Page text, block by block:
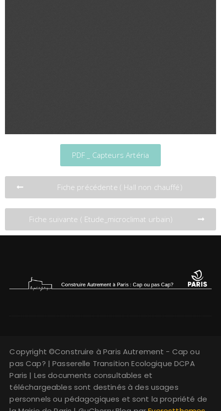
PDF _ Capteurs Artéria
Fiche précédente ( Hall non chauffé)
Fiche suivante ( Etude_microclimat urbain)
Copyright ©Construire à Paris Autrement - Cap ou
pas Cap? | Passerelle Transition Ecologique DCPA
Paris | Les documents consultables et
téléchargeables sont destinés à des usages
personnels ou pédagogiques et sont la propriété de